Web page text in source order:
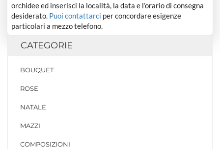
orchidee ed inserisci la località, la data e l’orario di consegna
desiderato. Puoi contattarci per concordare esigenze
particolari a mezzo telefono.
CATEGORIE
BOUQUET
ROSE
NATALE
MAZZI
COMPOSIZIONI